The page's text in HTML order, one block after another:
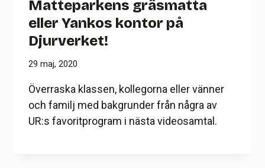
Matteparkens gräsmatta
eller Yankos kontor på
Djurverket!
29 maj, 2020
Överraska klassen, kollegorna eller vänner
och familj med bakgrunder från några av
UR:s favoritprogram i nästa videosamtal.